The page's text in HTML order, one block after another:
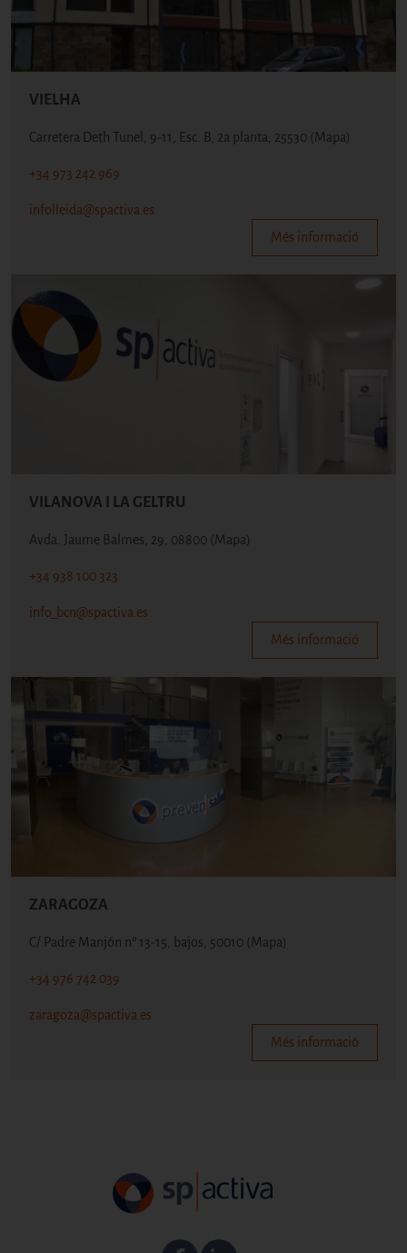
VIELHA
Carretera Deth Tunel, 9-11, Esc. B, 2a planta, 25530 (Mapa)
+34 973 242 969
infolleida@spactiva.es
Més informació
VILANOVA I LA GELTRU
Avda. Jaume Balmes, 29, 08800 (Mapa)
+34 938 100 323
info_bcn@spactiva.es
Més informació
ZARAGOZA
C/ Padre Manjón nº 13-15, bajos, 50010 (Mapa)
+34 976 742 039
zaragoza@spactiva.es
Més informació